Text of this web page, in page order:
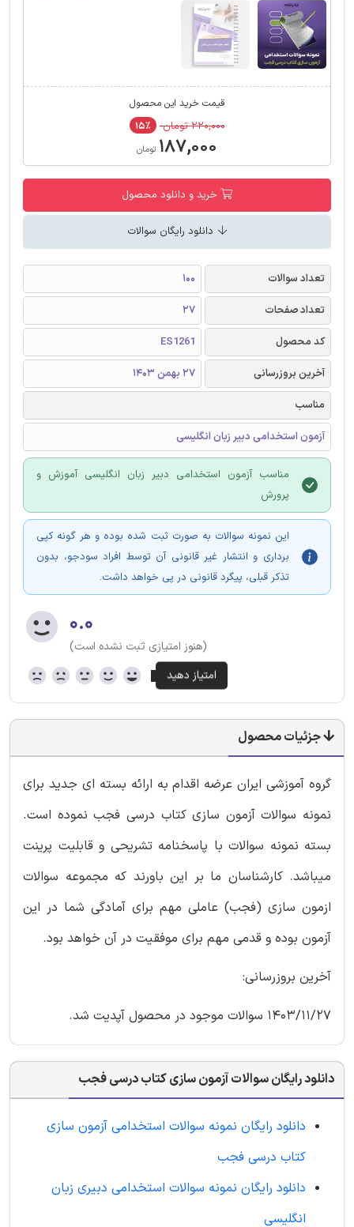
قیمت خرید این محصول
۲۲۰,۰۰۰ تومان ۱۵٪
۱۸۷,۰۰۰ تومان
خرید و دانلود محصول
دانلود رایگان سوالات
تعداد سوالات
100
تعداد صفحات
27
کد محصول
ES1261
آخرین بروزرسانی
27 بهمن 1403
مناسب
آزمون استخدامی دبیر زبان انگلیسی
مناسب آزمون استخدامی دبیر زبان انگلیسی آموزش و
پرورش
این نمونه سوالات به صورت ثبت شده بوده و هر گونه کپی
برداری و انتشار غیر قانونی آن توسط افراد سودجو، بدون
تذکر قبلی، پیگرد قانونی در پی خواهد داشت.
۰.۰
(هنوز امتیازی ثبت نشده است)
جزئیات محصول
گروه آموزشی ایران عرضه اقدام به ارائه بسته ای جدید برای
نمونه سوالات آزمون سازی کتاب درسی فجب نموده است.
بسته نمونه سوالات با پاسخنامه تشریحی و قابلیت پرینت
میباشد. کارشناسان ما بر این باورند که مجموعه سوالات
ازمون سازی (فجب) عاملی مهم برای آمادگی شما در این
آزمون بوده و قدمی مهم برای موفقیت در آن خواهد بود.
آخرین بروزرسانی:
1403/11/27 سوالات موجود در محصول آپدیت شد.
دانلود رایگان سوالات آزمون سازی کتاب درسی فجب
دانلود رایگان نمونه سوالات استخدامی آزمون سازی
کتاب درسی فجب
دانلود رایگان نمونه سوالات استخدامی دبیری زبان
انگلیسی